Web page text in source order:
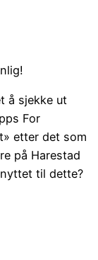
å sjekke ut
For
etter det som
på Harestad
til dette?